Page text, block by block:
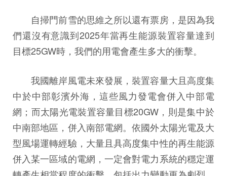
自掃門前雪的思維之所以還有票房，是因為我
們還沒有意識到2025年當再生能源裝置容量達到
目標25GW時，我們的用電會產生多大的衝擊。
我國離岸風電未來發展，裝置容量大且高度集
中於中部彰濱外海，這些風力發電會併入中部電
網；而太陽光電裝置容量目標20GW，則是集中於
中南部地區，併入南部電網。依國外太陽光電及大
型風場運轉經驗，大量且具高度集中性的再生能源
併入某一區域的電網，一定會對電力系統的穩定運